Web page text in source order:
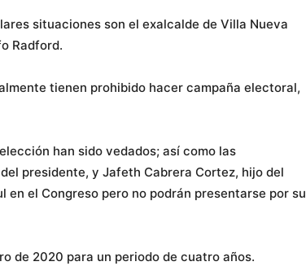
situaciones son el exalcalde de Villa Nueva
Radford.
tienen prohibido hacer campaña electoral,
han sido vedados; así como las
presidente, y Jafeth Cabrera Cortez, hijo del
el Congreso pero no podrán presentarse por su
de 2020 para un periodo de cuatro años.